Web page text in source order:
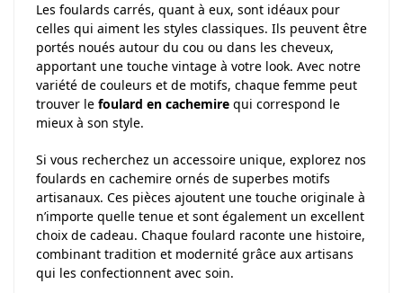
Les foulards carrés, quant à eux, sont idéaux pour
celles qui aiment les styles classiques. Ils peuvent être
portés noués autour du cou ou dans les cheveux,
apportant une touche vintage à votre look. Avec notre
variété de couleurs et de motifs, chaque femme peut
trouver le foulard en cachemire qui correspond le
mieux à son style.
Si vous recherchez un accessoire unique, explorez nos
foulards en cachemire ornés de superbes motifs
artisanaux. Ces pièces ajoutent une touche originale à
n’importe quelle tenue et sont également un excellent
choix de cadeau. Chaque foulard raconte une histoire,
combinant tradition et modernité grâce aux artisans
qui les confectionnent avec soin.